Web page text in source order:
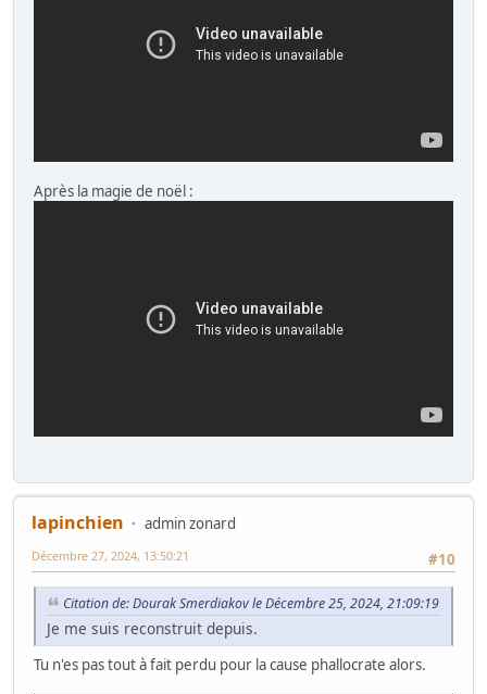
Après la magie de noël :
lapinchien
admin zonard
#10
Décembre 27, 2024, 13:50:21
Citation de: Dourak Smerdiakov le Décembre 25, 2024, 21:09:19
Je me suis reconstruit depuis.
Tu n'es pas tout à fait perdu pour la cause phallocrate alors.